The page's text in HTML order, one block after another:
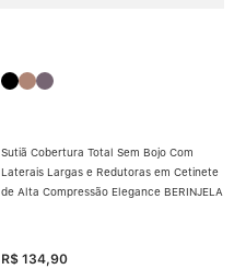
Sutiã Cobertura Total Sem Bojo Com
Laterais Largas e Redutoras em Cetinete
de Alta Compressão Elegance BERINJELA
R$ 134,90